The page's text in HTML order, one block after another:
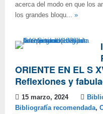
acerca del modo en que los
los grandes bloqu... »
ORIENTE EN EL S
Reflexiones y
15 marzo, 2024
Bibliografía recomendada,